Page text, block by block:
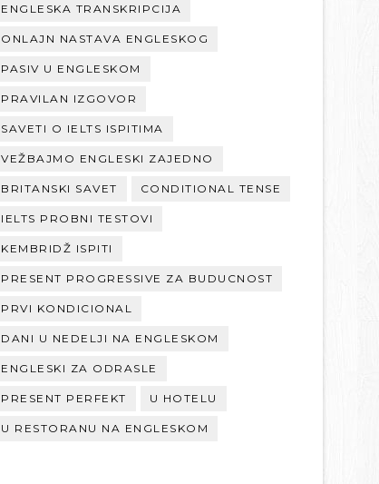
ENGLESKA TRANSKRIPCIJA
ONLAJN NASTAVA ENGLESKOG
PASIV U ENGLESKOM
PRAVILAN IZGOVOR
SAVETI O IELTS ISPITIMA
VEŽBAJMO ENGLESKI ZAJEDNO
BRITANSKI SAVET CONDITIONAL TENSE
IELTS PROBNI TESTOVI
KEMBRIDŽ ISPITI
PRESENT PROGRESSIVE ZA BUDUCNOST
PRVI KONDICIONAL
DANI U NEDELJI NA ENGLESKOM
ENGLESKI ZA ODRASLE
PRESENT PERFEKT U HOTELU
U RESTORANU NA ENGLESKOM